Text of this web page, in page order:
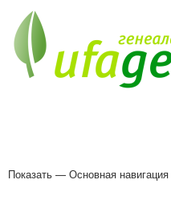
Основная
Показать — Основная навигация